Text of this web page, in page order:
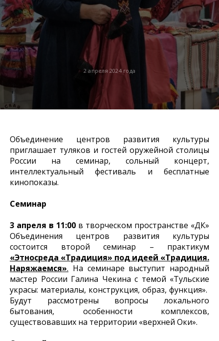
2 апреля 2024 года
Объединение центров развития культуры
приглашает туляков и гостей оружейной столицы
России на семинар, сольный концерт,
интеллектуальный фестиваль и бесплатные
кинопоказы.
Семинар
3 апреля в 11:00 в творческом пространстве «ДК»
Объединения центров развития культуры
состоится второй семинар – практикум
«Этносреда «Традиция» под идеей «Традиция.
Наряжаемся». На семинаре выступит народный
мастер России Галина Чекина с темой «Тульские
украсы: материалы, конструкция, образ, функция».
Будут рассмотрены вопросы локального
бытования, особенности комплексов,
существовавших на территории «верхней Оки».